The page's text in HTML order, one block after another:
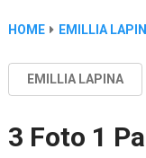
HOME EMILLIA
EMILLIA LAPINA
3 Foto 1